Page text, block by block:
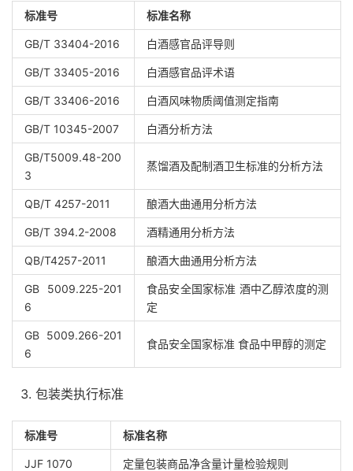
标准号 标准名称
GB/T 33404-2016 白酒感官品评导则
GB/T 33405-2016 白酒感官品评术语
GB/T 33406-2016 白酒风味物质阈值测定指南
GB/T 10345-2007 白酒分析方法
GB/T5009.48-200
3
蒸馏酒及配制酒卫生标准的分析方法
QB/T 4257-2011 酿酒大曲通用分析方法
GB/T 394.2-2008 酒精通用分析方法
QB/T4257-2011 酿酒大曲通用分析方法
GB 5009.225-201
6
食品安全国家标准 酒中乙醇浓度的测
定
GB 5009.266-201
6
食品安全国家标准 食品中甲醇的测定
包装类执行标准
标准号 标准名称
JJF 1070 定量包装商品净含量计量检验规则